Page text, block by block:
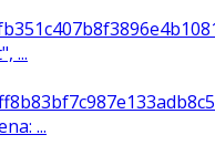
...
...